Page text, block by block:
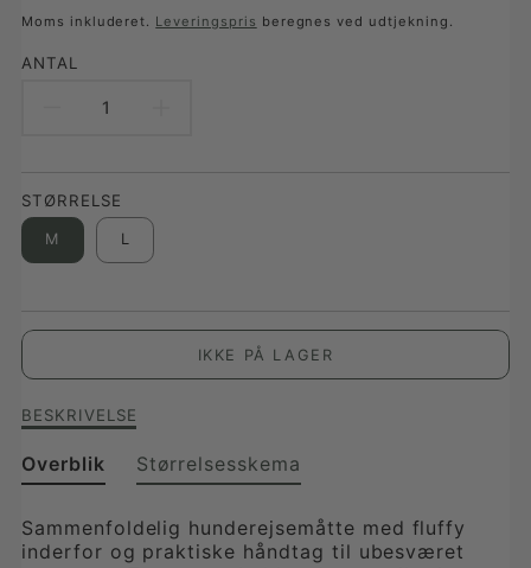
da-
Moms inkluderet. Leveringspris beregnes ved udtjekning.
ANTAL
REDUCER
FOR
HUNDEREJSESENG
GRÅBRUNGRÅBRUN
STØRRELSE
M L
IKKE PÅ LAGER
Beskrivelse
Hunderejseseng
tweed,
BESKRIVELSE
Overblik
Sammenfoldelig hunderejsemåtte med fluffy
inderfor og praktiske håndtag til ubesværet
Størrelsesskema